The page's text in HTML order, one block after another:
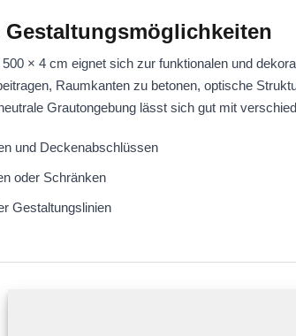
Gestaltungsmöglichkeiten
× 4 cm eignet sich zur funktionalen und
Raumkanten zu betonen, optische
Grautongebung lässt sich gut mit
und Deckenabschlüssen
oder Schränken
Gestaltungslinien